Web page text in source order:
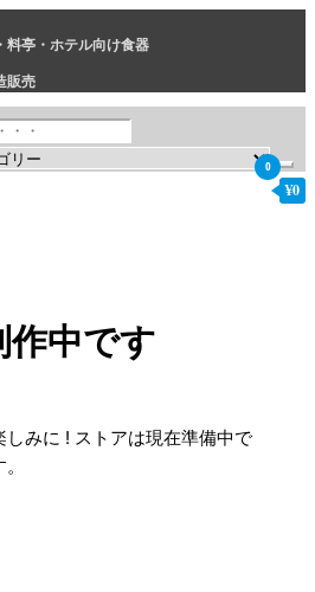
料亭・ホテル向け食器
販売
・旅館・料亭・ホテル等業務用卸販売
しゃれでかわいい和食器・洋食器はま
0
¥0
作中です
しみに ! ストアは現在準備中で